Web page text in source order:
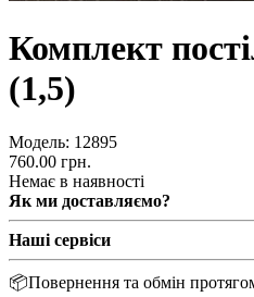
Комплект
(1,5)
Модель: 12895
760.00 грн.
Немає в наявності
Як ми доставляємо?
Наші сервіси
📦Повернення та обмін